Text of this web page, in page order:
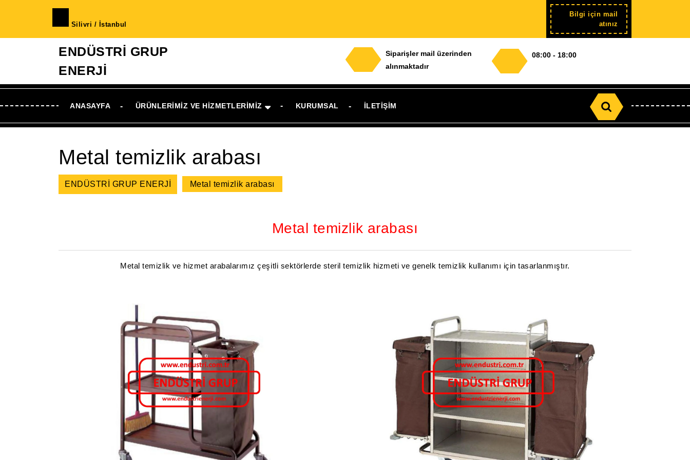
Silivri / İstanbul
Bilgi için mail
atınız Şimdi
kayıt
ENDÜSTRİ GRUP
ENERJİ
Siparişler mail üzerinden
alınmaktadır
08:00 - 18:00
ANASAYFA ÜRÜNLERIMIZ VE HIZMETLERIMIZ KURUMSAL İLETIŞIM
Search
for:
Metal temizlik arabası
ENDÜSTRİ GRUP ENERJİ Metal temizlik arabası
Metal temizlik arabası
Metal temizlik ve hizmet arabalarımız çeşitli sektörlerde steril temizlik hizmeti ve genelk temizlik kullanımı için tasarlanmıştır.